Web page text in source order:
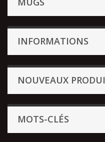
INFORMATIONS
NOUVEAUX
MOTS-CLÉS